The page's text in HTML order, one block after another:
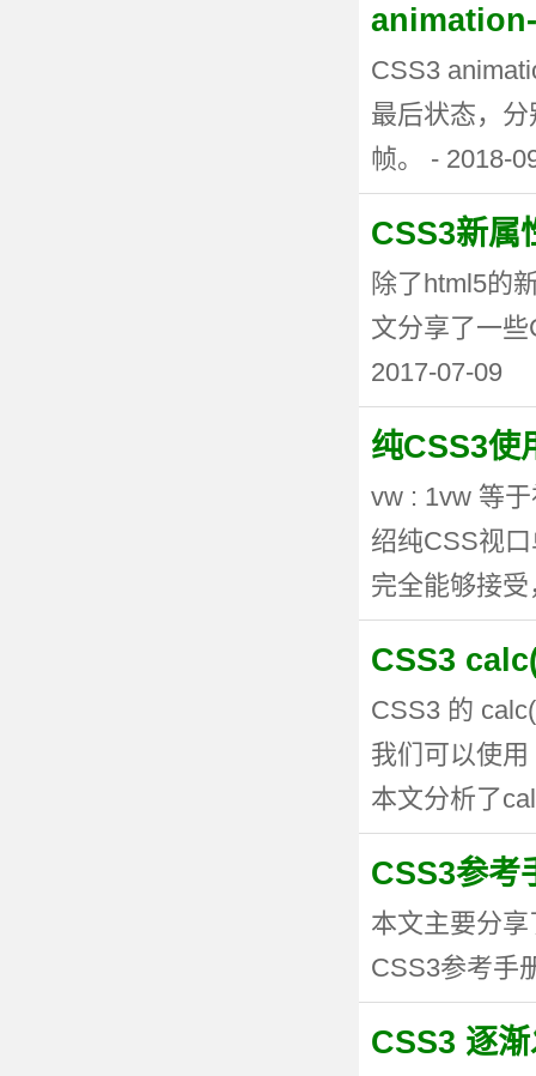
CSS3
最后状态，
帧。 - 2018-
CSS3新属
除了html5的
文分享了一
2017-07-09
纯CSS3使
vw : 1vw 等
绍纯CSS视
完全能够接
CSS3
CSS3 的
我们可以使
本文分析了
CSS3参考
本文主要分
CSS3参考手
CSS3 逐